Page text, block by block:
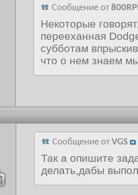
Сообщение от
Некоторые
перееханная
субботам
что о нем знаем
Сообщение от VGS
Так а опишите
делать,дабы